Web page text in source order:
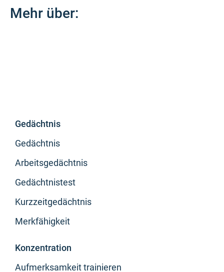
Mehr über:
Gedächtnis
Gedächtnis
Arbeitsgedächtnis
Gedächtnistest
Kurzzeitgedächtnis
Merkfähigkeit
Konzentration
Aufmerksamkeit trainieren